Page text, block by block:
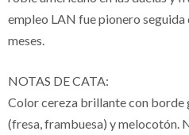
empleo LAN fue pionero
meses.
NOTAS DE CATA:
Color cereza brillante con borde
(fresa, frambuesa) y melocotón.